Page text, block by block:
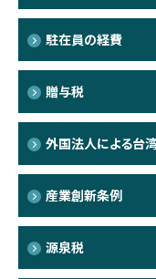
駐在員の経費
贈与税
外国法人による台
産業創新条例
源泉税